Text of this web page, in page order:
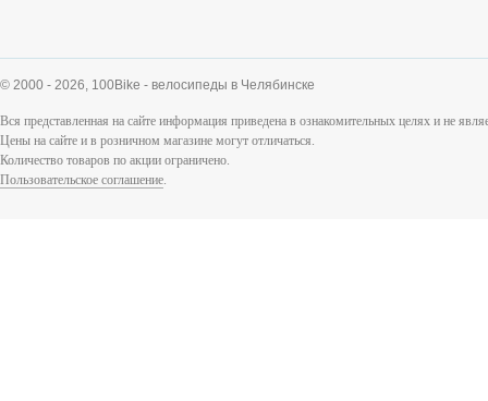
© 2000 - 2026, 100Bike - велосипеды в Челябинске
Вся представленная на сайте информация приведена в ознакомительных целях и не
Цены на сайте и в розничном магазине могут отличаться.
Количество товаров по акции ограничено.
Пользовательское соглашение.